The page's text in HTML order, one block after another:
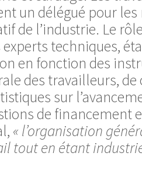
un délégué pour
de l’industrie. Le
techniques,
en fonction des
des travailleurs,
sur
de financement
« l’organisation
tout en étant